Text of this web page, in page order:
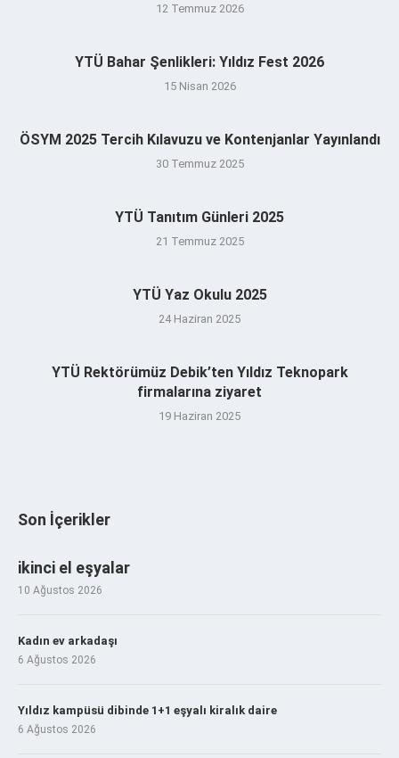
12 Temmuz 2026
YTÜ Bahar Şenlikleri: Yıldız Fest 2026
15 Nisan 2026
ÖSYM 2025 Tercih Kılavuzu ve Kontenjanlar Yayınlandı
30 Temmuz 2025
YTÜ Tanıtım Günleri 2025
21 Temmuz 2025
YTÜ Yaz Okulu 2025
24 Haziran 2025
YTÜ Rektörümüz Debik’ten Yıldız Teknopark
firmalarına ziyaret
19 Haziran 2025
Son İçerikler
ikinci el eşyalar
10 Ağustos 2026
Kadın ev arkadaşı
6 Ağustos 2026
Yıldız kampüsü dibinde 1+1 eşyalı kiralık daire
6 Ağustos 2026